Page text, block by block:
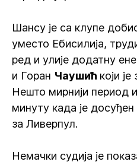
Шансу је са клупе
уместо Ебисилија,
ред и улије додатну
и Горан Чаушић који
Нешто мирнији период
минуту када је
за Ливерпул.
Немачки судија је